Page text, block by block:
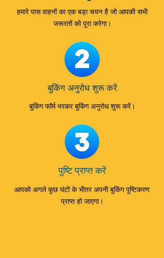
हमारे पास वाहनों का एक बड़ा चयन है जो आपकी सभी
जरूरतों को पूरा करेगा।
बुकिंग अनुरोध शुरू करें
बुकिंग फॉर्म भरकर बुकिंग अनुरोध शुरू करें।
पुष्टि प्राप्त करें
आपको अगले कुछ घंटों के भीतर अपनी बुकिंग पुष्टिकरण
प्राप्त हो जाएगा।